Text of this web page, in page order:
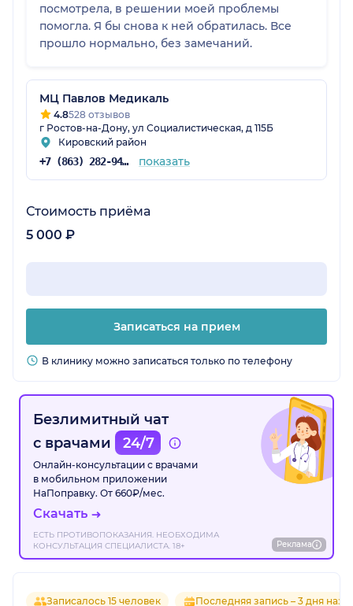
посмотрела, в решении моей проблемы
помогла. Я бы снова к ней обратилась. Все
прошло нормально, без замечаний.
МЦ Павлов Медикаль
4.8528 отзывов
г Ростов-на-Дону, ул Социалистическая, д 115Б
Кировский район
+7 (863) 282-94-45 показать
Стоимость приёма
5 000 ₽
Записаться на прием
В клинику можно записаться только по телефону
Безлимитный чат
с врачами
24/7
Онлайн-консультации с врачами
в мобильном приложении
НаПоправку. От 660₽/мес.
Скачать
ЕСТЬ ПРОТИВОПОКАЗАНИЯ. НЕОБХОДИМА
КОНСУЛЬТАЦИЯ СПЕЦИАЛИСТА. 18+
Реклама
Записалось 15 человек Последняя запись – 3 дня